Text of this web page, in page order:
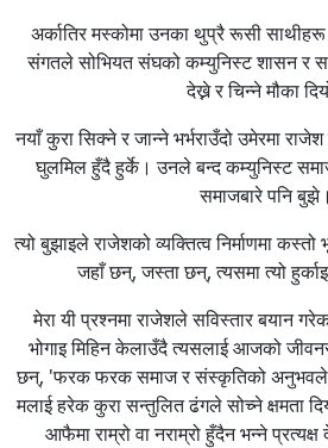
अर्कातिर मस्कोमा उनका थुप्रै रूसी
संगतले सोभियत संघको कम्युनिस्ट शासन र
देख्ने र चिन्ने मौका
नयाँ कुरा सिक्ने र जान्ने भर्भराउँदो उमेरमा
घुलमिल हुँदै हुर्के। उनले बन्द कम्युनिस्ट
समाजबारे पनि बुझे।
त्यो बुझाइले राजेशको व्यक्तित्व निर्माणमा
जहाँ छन्, जस्ता छन्, त्यसमा त्यो
मेरा यी प्रश्नमा राजेशले सविस्तार बयान
भोगाइ मिहिन केलाउँदै त्यसलाई आजको
छन्, 'फरक फरक समाज र संस्कृतिको अनुभवले
मलाई हरेक कुरा सन्तुलित ढंगले सोच्ने क्षमता
आफैमा राम्रो वा नराम्रो हुँदैन भन्ने